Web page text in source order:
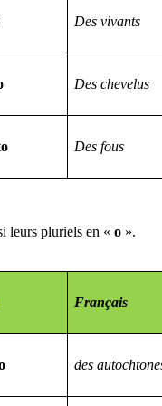
Des vivants
Des chevelus
o Des fous
leurs pluriels en « o ».
Français
des